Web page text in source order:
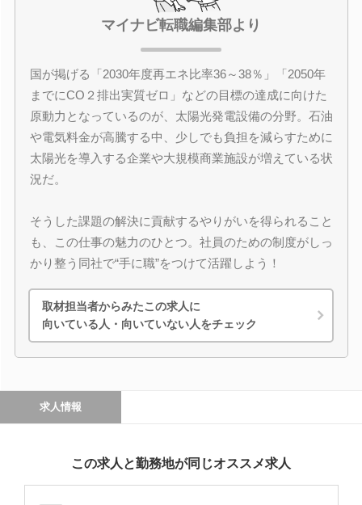
マイナビ転職編集部より
国が掲げる「2030年度再エネ比率36～38％」「2050年
までにCO２排出実質ゼロ」などの目標の達成に向けた
原動力となっているのが、太陽光発電設備の分野。石油
や電気料金が高騰する中、少しでも負担を減らすために
太陽光を導入する企業や大規模商業施設が増えている状
況だ。
そうした課題の解決に貢献するやりがいを得られること
も、この仕事の魅力のひとつ。社員のための制度がしっ
かり整う同社で“手に職”をつけて活躍しよう！
取材担当者からみたこの求人に
向いている人・向いていない人をチェック
求人情報
この求人と勤務地が同じオススメ求人